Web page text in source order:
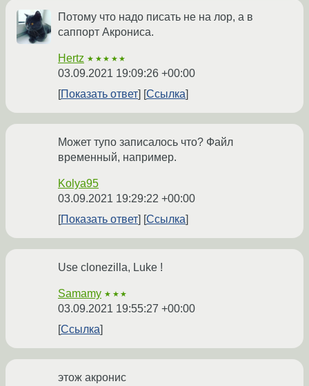
Потому что надо писать не на лор, а в
саппорт Акрониса.
Hertz ★★★★★
03.09.2021 19:09:26 +00:00
Показать ответ
Ссылка
Может тупо записалось что? Файл
временный, например.
Kolya95
03.09.2021 19:29:22 +00:00
Показать ответ
Ссылка
Use clonezilla, Luke !
Samamy ★★★
03.09.2021 19:55:27 +00:00
Ссылка
этож акронис